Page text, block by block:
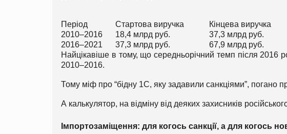
Період Стартова виручка Кінцева виручка
2010–2016
18,4 млрд руб. 37,3 млрд руб.
2016–2021
37,3 млрд руб. 67,9 млрд руб.
Найцікавіше в тому, що середньорічний темп після 2016
2010–2016.
Тому міф про “бідну 1С, яку задавили санкціями”, погано
А калькулятор, на відміну від деяких захисників
Імпортозаміщення: для когось санкції, а для когось